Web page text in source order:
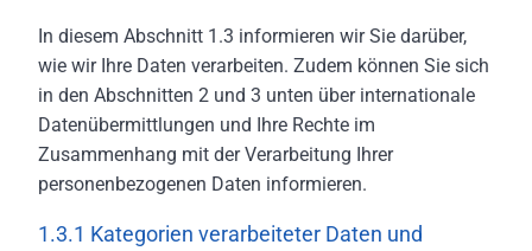
In diesem Abschnitt 1.3 informieren wir Sie darüber,
wie wir Ihre Daten verarbeiten. Zudem können Sie sich
in den Abschnitten 2 und 3 unten über internationale
Datenübermittlungen und Ihre Rechte im
Zusammenhang mit der Verarbeitung Ihrer
personenbezogenen Daten informieren.
1.3.1 Kategorien verarbeiteter Daten und